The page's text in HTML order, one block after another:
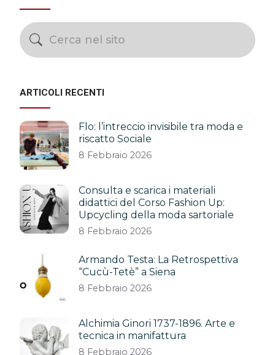
ARTICOLI RECENTI
Flo: l’intreccio invisibile tra moda e
riscatto Sociale
8 Febbraio 2026
Consulta e scarica i materiali
didattici del Corso Fashion Up:
Upcycling della moda sartoriale
8 Febbraio 2026
Armando Testa: La Retrospettiva
“Cucù-Tetè” a Siena
8 Febbraio 2026
Alchimia Ginori 1737-1896. Arte e
tecnica in manifattura
8 Febbraio 2026